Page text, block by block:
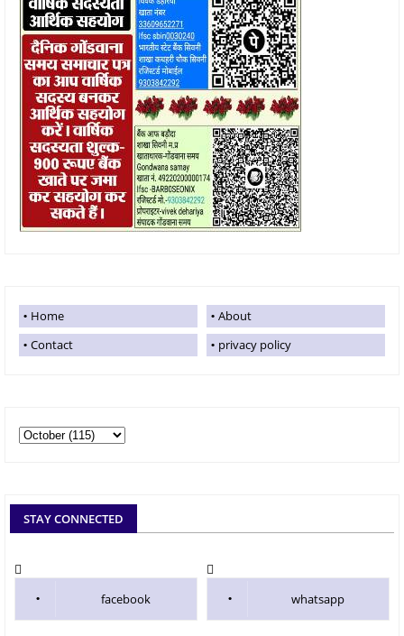
Home
About
Contact
privacy policy
STAY CONNECTED
facebook whatsapp